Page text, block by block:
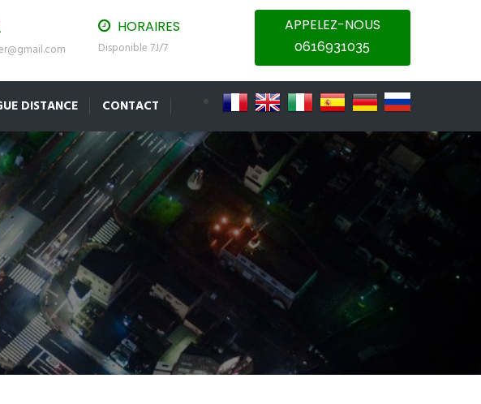
HORAIRES
Disponible 7J/7
APPELEZ-NOUS
0616931035
DISTANCE CONTACT